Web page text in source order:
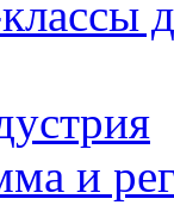
и